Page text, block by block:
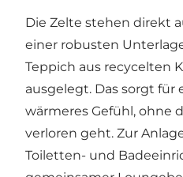
Die Zelte stehen direkt
einer robusten
Teppich aus recycelten
ausgelegt. Das sorgt für
wärmeres Gefühl, ohne
verloren geht. Zur
Toiletten- und